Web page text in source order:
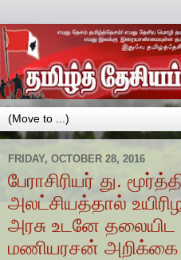
FRIDAY, OCTOBER 28, 2016
பேராசிரியர் து.
அலட்சியத்தால்
அரசு உடனே
மணியரசன் அறிக்கை